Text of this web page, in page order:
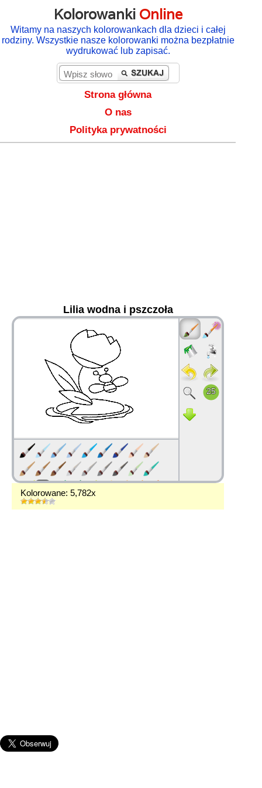
Kolorowanki Online
Witamy na naszych kolorowankach dla dzieci i całej
rodziny. Wszystkie nasze kolorowanki można bezpłatnie
wydrukować lub zapisać.
Strona główna
O nas
Polityka prywatności
Lilia wodna i pszczoła
Kolorowane: 5,782x